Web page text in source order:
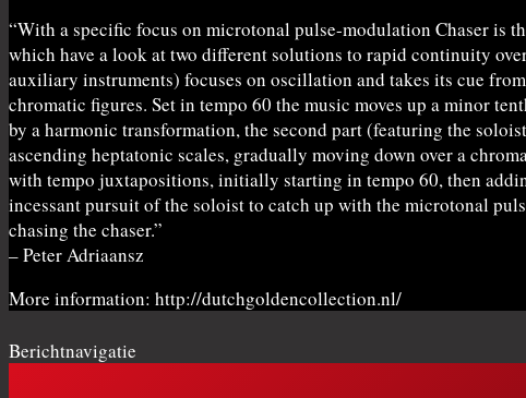
“With a specific focus on microtonal pulse-modulation Chaser is
which have a look at two different solutions to rapid continuity
auxiliary instruments) focuses on oscillation and takes its cue
chromatic figures. Set in tempo 60 the music moves up a minor
by a harmonic transformation, the second part (featuring the
ascending heptatonic scales, gradually moving down over a
with tempo juxtapositions, initially starting in tempo 60, then
incessant pursuit of the soloist to catch up with the microtonal
chasing the chaser.”
– Peter Adriaansz
More information: http://dutchgoldencollection.nl/
Berichtnavigatie